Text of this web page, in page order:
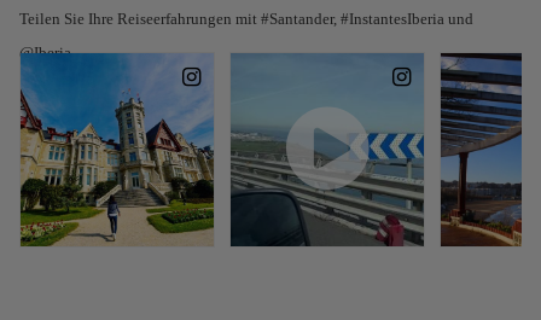
Teilen Sie Ihre Reiseerfahrungen mit #Santander, #InstantesIberia und
@Iberia